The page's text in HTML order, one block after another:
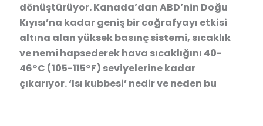
dönüştürüyor. Kanada’dan ABD’nin Doğu
Kıyısı’na kadar geniş bir coğrafyayı etkisi
altına alan yüksek basınç sistemi, sıcaklık
ve nemi hapsederek hava sıcaklığını 40-
46°C (105-115°F) seviyelerine kadar
çıkarıyor. ‘Isı kubbesi’ nedir ve neden bu